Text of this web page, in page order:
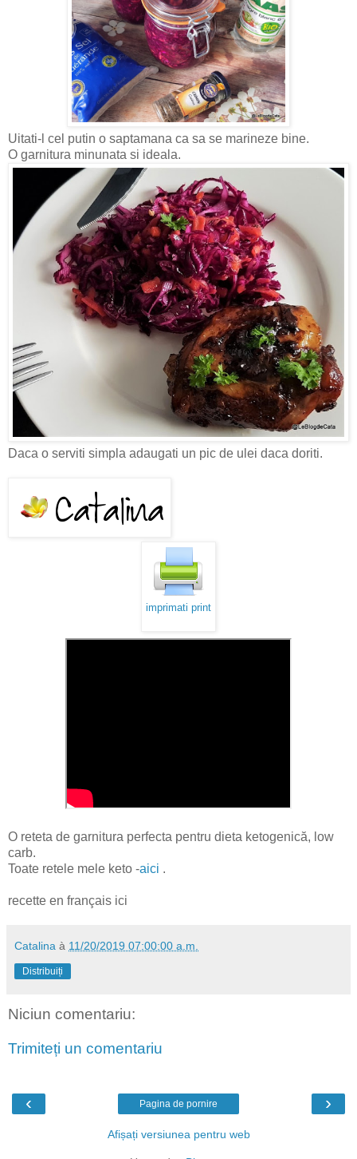
Uitati-l cel putin o saptamana ca sa se marineze bine.
O garnitura minunata si ideala.
Daca o serviti simpla adaugati un pic de ulei daca doriti.
imprimati print
O reteta de garnitura perfecta pentru dieta ketogenică, low
carb.
Toate retele mele keto -aici .
recette en français ici
Catalina à 11/20/2019 07:00:00 a.m.
Distribuiți
Niciun comentariu:
Trimiteți un comentariu
‹ ›
Pagina de pornire
Afișați versiunea pentru web